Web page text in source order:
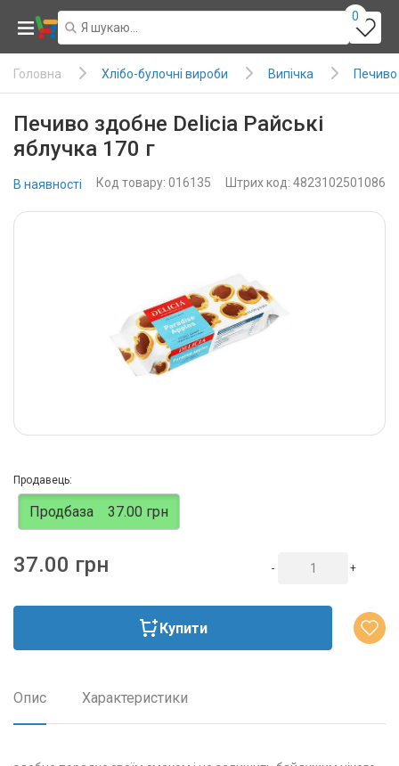
0
Головна Хлібо-булочні вироби Випічка Печиво
Печиво здобне Delicia Райські
яблучка 170 г
В наявності Код товару: 016135 Штрих код: 4823102501086
Продавець:
Продбаза 37.00 грн
37.00 грн - +
Купити
Опис Характеристики